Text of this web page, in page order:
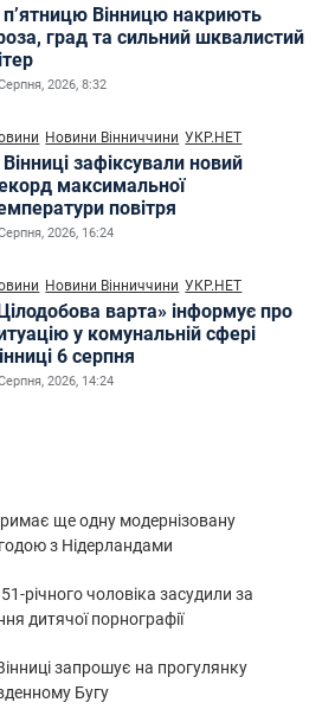
Вінницю накриють
град та сильний шквалистий
2026, 8:32
Новини Вінниччини УКР.НЕТ
зафіксували новий
максимальної
повітря
2026, 16:24
Новини Вінниччини УКР.НЕТ
варта» інформує про
у комунальній сфері
6 серпня
2026, 14:24
ще одну модернізовану
з Нідерландами
річного чоловіка засудили за
дитячої порнографії
запрошує на прогулянку
Бугу